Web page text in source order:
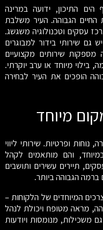
התיכון, ידועה במרינה
החיים הגבוהה. העיר משלבת
עסקים וטכנולוגיה משגשג.
גם שירותי בידור למבוגרים
מספקות שירותים מקצועיים
בילוי מיוחד או ערב יוקרתי.
הופכים את העיר לבחירה
מיוחד
נוחות ופרטיות. שירותי ליווי
והם מותאמים לקהל
תיירים עשירים ותושבים
ברמה הגבוהה ביותר.
המיוחדים של הלקוחות –
מראה מטופח ויכולת לנהל
משכילות, מנומסות ויודעות